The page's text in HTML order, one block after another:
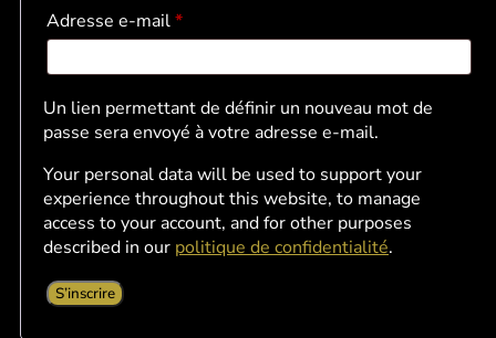
Adresse e-mail*
Un lien permettant de définir un nouveau mot de
passe sera envoyé à votre adresse e-mail.
Your personal data will be used to support your
experience throughout this website, to manage
access to your account, and for other purposes
described in our politique de confidentialité.
S’inscrire